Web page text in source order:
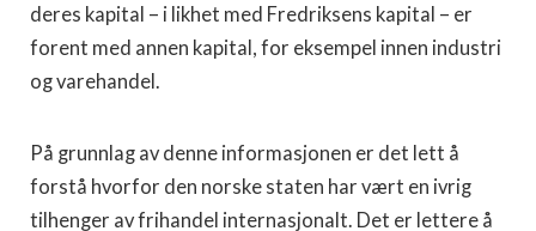
deres kapital – i likhet med Fredriksens kapital – er
forent med annen kapital, for eksempel innen industri
og varehandel.
På grunnlag av denne informasjonen er det lett å
forstå hvorfor den norske staten har vært en ivrig
tilhenger av frihandel internasjonalt. Det er lettere å